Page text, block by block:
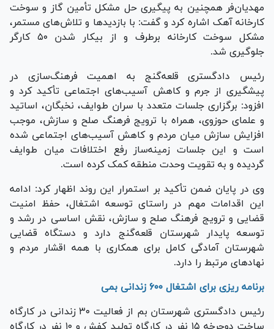
مهدیان‌فر همچنین به پیگیری حل مشکل تأمین گاز و سوخت
کارخانه آهک اشاره کرد و گفت: با بازدید‌ها و تلاش‌های مستمر،
مشکل سوخت کارخانه برطرف و از بیکار شدن ۵۰ کارگر
جلوگیری شد.
رئیس دادگستری قلعه‌گنج به اهمیت فرهنگ‌سازی در
پیشگیری از جرم و کاهش آسیب‌های اجتماعی تأکید کرد و
افزود: برگزاری جلسات متعدد با سران طوایف، نخبگان، اساتید
و علمای حوزوی، همراه با ترویج فرهنگ صلح و سازش، موجب
افزایش سازش میان مردم و کاهش آسیب‌های اجتماعی شده
است و این جلسات زمینه‌ساز رفع اختلافات میان طوایف
گردیده و به تقویت وحدت منطقه کمک کرده است.
وی در پایان ضمن تأکید بر استمرار این روند اظهار کرد: ادامه
این اقدامات مهم در راستای توسعه اشتغال، حفظ امنیت
قضایی و ترویج فرهنگ صلح و سازش، نقش اساسی در رشد و
توسعه پایدار شهرستان قلعه‌گنج دارد و دستگاه قضایی
شهرستان آمادگی کامل برای همکاری با همه اقشار مردم و
نهاد‌های مرتبط را دارد.
برنامه ریزی برای اشتغال ۶۰۰ زندانی بمی
رئیس دادگستری شهرستان بم از فعالیت ۳۰ زندانی در کارگاه
ساخت دوچرخه ۱۵ نفر در کارگاه تولید کفش و ۱۰ نفر در کارگاه